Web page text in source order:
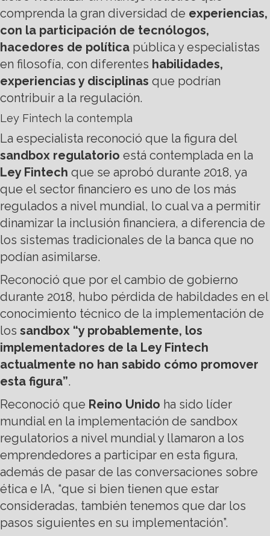
comprenda la gran diversidad de experiencias,
con la participación de tecnólogos,
hacedores de política pública y especialistas
en filosofía, con diferentes habilidades,
experiencias y disciplinas que podrían
contribuir a la regulación.
Ley Fintech la contempla
La especialista reconoció que la figura del
sandbox regulatorio está contemplada en la
Ley Fintech que se aprobó durante 2018, ya
que el sector financiero es uno de los más
regulados a nivel mundial, lo cual va a permitir
dinamizar la inclusión financiera, a diferencia de
los sistemas tradicionales de la banca que no
podían asimilarse.
Reconoció que por el cambio de gobierno
durante 2018, hubo pérdida de habildades en el
conocimiento técnico de la implementación de
los sandbox “y probablemente, los
implementadores de la Ley Fintech
actualmente no han sabido cómo promover
esta figura”.
Reconoció que Reino Unido ha sido líder
mundial en la implementación de sandbox
regulatorios a nivel mundial y llamaron a los
emprendedores a participar en esta figura,
además de pasar de las conversaciones sobre
ética e IA, “que si bien tienen que estar
consideradas, también tenemos que dar los
pasos siguientes en su implementación”.